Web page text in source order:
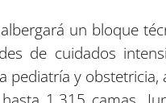
un bloque
de cuidados
pediatría y